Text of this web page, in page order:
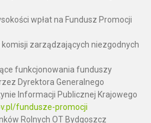
wpłat na Fundusz Promocji
zarządzających niezgodnych
funkcjonowania funduszy
Dyrektora Generalnego
Informacji Publicznej Krajowego
fundusze-promocji
Rolnych OT Bydgoszcz